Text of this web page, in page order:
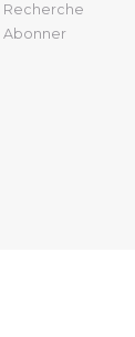
Recherche
Abonner